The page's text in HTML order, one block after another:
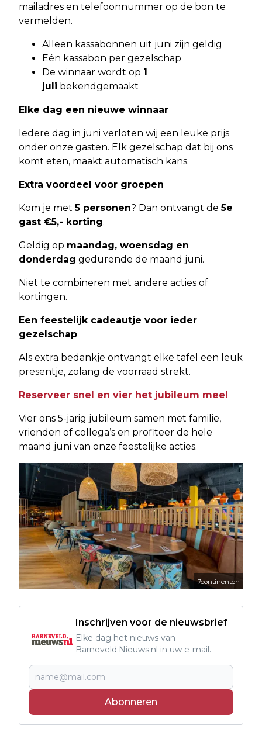
mailadres en telefoonnummer op de bon te
vermelden.
Alleen kassabonnen uit juni zijn geldig
Eén kassabon per gezelschap
De winnaar wordt op 1
juli bekendgemaakt
Elke dag een nieuwe winnaar
Iedere dag in juni verloten wij een leuke prijs
onder onze gasten. Elk gezelschap dat bij ons
komt eten, maakt automatisch kans.
Extra voordeel voor groepen
Kom je met5 personen? Dan ontvangt de5e
gast €5,- korting.
Geldig op maandag, woensdag en
donderdag gedurende de maand juni.
Niet te combineren met andere acties of
kortingen.
Een feestelijk cadeautje voor ieder
gezelschap
Als extra bedankje ontvangt elke tafel een leuk
presentje, zolang de voorraad strekt.
Reserveer snel en vier het jubileum mee!
Vier ons 5-jarig jubileum samen met familie,
vrienden of collega’s en profiteer de hele
maand juni van onze feestelijke acties.
7continenten
Inschrijven voor de nieuwsbrief
Elke dag het nieuws van
Barneveld.Nieuws.nl in uw e-mail.
Abonneren